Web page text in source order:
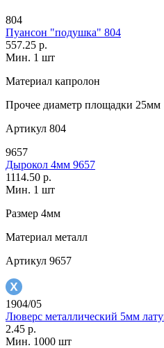
804
Пуансон "подушка" 804
557.25 р.
Мин. 1 шт
Материал капролон
Прочее диаметр площадки 25мм
Артикул 804
9657
Дырокол 4мм 9657
1114.50 р.
Мин. 1 шт
Размер 4мм
Материал металл
Артикул 9657
1904/05
Люверс металлический 5мм
2.45 р.
Мин. 1000 шт